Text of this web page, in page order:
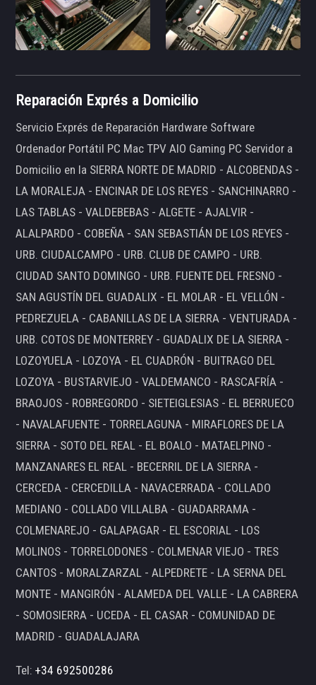
Reparación Exprés a Domicilio
Servicio Exprés de Reparación Hardware Software
Ordenador Portátil PC Mac TPV AIO Gaming PC Servidor a
Domicilio en la SIERRA NORTE DE MADRID - ALCOBENDAS -
LA MORALEJA - ENCINAR DE LOS REYES - SANCHINARRO -
LAS TABLAS - VALDEBEBAS - ALGETE - AJALVIR -
ALALPARDO - COBEÑA - SAN SEBASTIÁN DE LOS REYES -
URB. CIUDALCAMPO - URB. CLUB DE CAMPO - URB.
CIUDAD SANTO DOMINGO - URB. FUENTE DEL FRESNO -
SAN AGUSTÍN DEL GUADALIX - EL MOLAR - EL VELLÓN -
PEDREZUELA - CABANILLAS DE LA SIERRA - VENTURADA -
URB. COTOS DE MONTERREY - GUADALIX DE LA SIERRA -
LOZOYUELA - LOZOYA - EL CUADRÓN - BUITRAGO DEL
LOZOYA - BUSTARVIEJO - VALDEMANCO - RASCAFRÍA -
BRAOJOS - ROBREGORDO - SIETEIGLESIAS - EL BERRUECO
- NAVALAFUENTE - TORRELAGUNA - MIRAFLORES DE LA
SIERRA - SOTO DEL REAL - EL BOALO - MATAELPINO -
MANZANARES EL REAL - BECERRIL DE LA SIERRA -
CERCEDA - CERCEDILLA - NAVACERRADA - COLLADO
MEDIANO - COLLADO VILLALBA - GUADARRAMA -
COLMENAREJO - GALAPAGAR - EL ESCORIAL - LOS
MOLINOS - TORRELODONES - COLMENAR VIEJO - TRES
CANTOS - MORALZARZAL - ALPEDRETE - LA SERNA DEL
MONTE - MANGIRÓN - ALAMEDA DEL VALLE - LA CABRERA
- SOMOSIERRA - UCEDA - EL CASAR - COMUNIDAD DE
MADRID - GUADALAJARA
Tel:+34 692500286